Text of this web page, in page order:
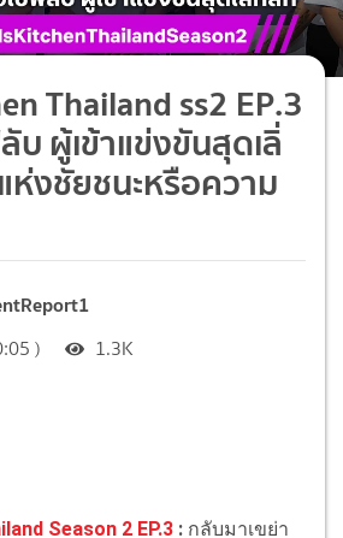
Thailand ss2 EP.3
บ ผู้เข้าแข่งขันสุดเลิ่
งชัยชนะหรือความ
) 1.3K
Season 2 EP.3 : กลับมาเขย่า